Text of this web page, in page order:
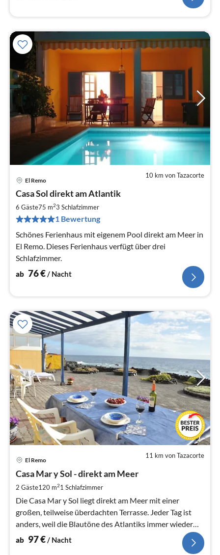
10 km von Tazacorte
El Remo
Casa Sol direkt am Atlantik
6 Gäste75 m23 Schlafzimmer
1 Bewertung
Schönes Ferienhaus mit eigenem Pool direkt am Meer in
El Remo. Dieses Ferienhaus verfügt über drei
Schlafzimmer.
ab 76€/ Nacht
11 km von Tazacorte
El Remo
Casa Mar y Sol - direkt am Meer
2 Gäste120 m21 Schlafzimmer
Die Casa Mar y Sol liegt direkt am Meer mit einer
großen, teilweise überdachten Terrasse. Jeder Tag ist
anders, weil die Blautöne des Atlantiks immer wieder
wechseln.
ab 97€ / Nacht